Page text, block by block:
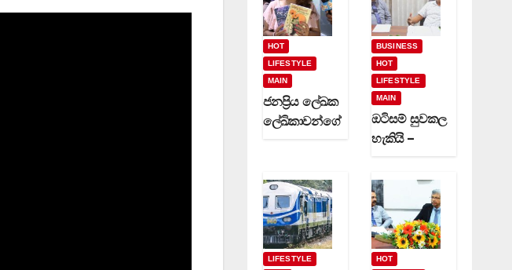
HOT
LIFESTYLE
MAIN
ජනප්‍රිය ලේඛක
ලේඛිකාවන්ගේ
රචිත නවක
ග්‍රන්ථ දෙකක්
(video)
BUSINESS
HOT
LIFESTYLE
MAIN
ඔටිසම් සුවකල
හැකියි –
ප්‍රේමකුමාර
වෙදමහතා
(video)
LIFESTYLE
HOT